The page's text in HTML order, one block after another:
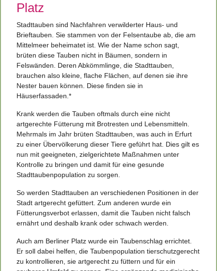
Platz
Stadttauben sind Nachfahren verwilderter Haus- und
Brieftauben. Sie stammen von der Felsentaube ab, die am
Mittelmeer beheimatet ist. Wie der Name schon sagt,
brüten diese Tauben nicht in Bäumen, sondern in
Felswänden. Deren Abkömmlinge, die Stadttauben,
brauchen also kleine, flache Flächen, auf denen sie ihre
Nester bauen können. Diese finden sie in
Häuserfassaden.*
Krank werden die Tauben oftmals durch eine nicht
artgerechte Fütterung mit Brotresten und Lebensmitteln.
Mehrmals im Jahr brüten Stadttauben, was auch in Erfurt
zu einer Übervölkerung dieser Tiere geführt hat. Dies gilt es
nun mit geeigneten, zielgerichtete Maßnahmen unter
Kontrolle zu bringen und damit für eine gesunde
Stadttaubenpopulation zu sorgen.
So werden Stadttauben an verschiedenen Positionen in der
Stadt artgerecht gefüttert. Zum anderen wurde ein
Fütterungsverbot erlassen, damit die Tauben nicht falsch
ernährt und deshalb krank oder schwach werden.
Auch am Berliner Platz wurde ein Taubenschlag errichtet.
Er soll dabei helfen, die Taubenpopulation tierschutzgerecht
zu kontrollieren, sie artgerecht zu füttern und für ein